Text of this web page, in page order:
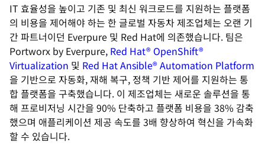
IT 효율성을 높이고 기존 및 최신 워크로드를 지원하는 플랫폼
의 비용을 제어해야 하는 한 글로벌 자동차 제조업체는 오랜 기
간 파트너이던 Everpure 및 Red Hat에 의존했습니다. 팀은
Portworx by Everpure, Red Hat® OpenShift®
Virtualization 및 Red Hat Ansible® Automation Platform
을 기반으로 자동화, 재해 복구, 정책 기반 제어를 지원하는 통
합 플랫폼을 구축했습니다. 이 제조업체는 새로운 솔루션을 통
해 프로비저닝 시간을 90% 단축하고 플랫폼 비용을 38% 감축
했으며 애플리케이션 제공 속도를 3배 향상하여 혁신을 가속화
할 수 있습니다.